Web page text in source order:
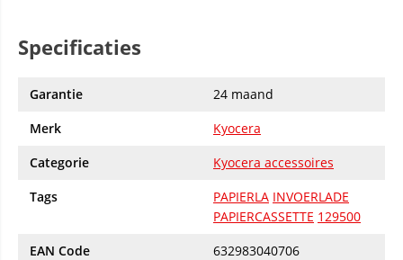
Specificaties
Garantie
24 maand
Merk
Kyocera
Categorie
Kyocera accessoires
Tags
PAPIERLA INVOERLADE
PAPIERCASSETTE 129500
EAN Code
632983040706